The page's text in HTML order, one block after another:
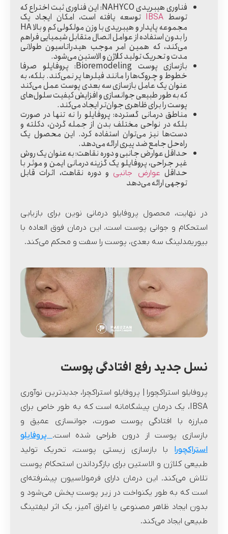
فناوری هیبریدی NAHYCO: این فناوری ثبت اختراع که
توسط IBSA توسعه یافته است، امکان ایجاد یک
مجموعه پایدار و هیبریدی با وزن مولکولی کم و بالا HA
را بدون استفاده از عوامل اتصال متقابل شیمیایی فراهم
می‌کند، که همین امر موجب هیدراتاسیون طولانی
مدت و تحریک تولید کلاژن و الاستین می‌شود.
بازسازی پوست Bioremodeling: پروفایلو صرفا
خطوط و چروک‌ها را مانند فیلرها پر نمی‌کند. بلکه، به
عنوان یک عامل بازسازی سه بعدی پوست عمل می‌کند
که به طور طبیعی جوانسازی و افزایش کیفیت سلول‌های
پوست را برای ظاهری جوان‌تر ایجاد می‌کند.
مناطق درمانی گسترده: پروفایلو را نه تنها در صورت
بلکه در نواحی مختلف بدن از جمله گردن، دکلته و
دست‌ها نیز می‌توان استفاده کرد. این محصول یک
راه‌حل جامع ضد پیری ارائه می‌دهد.
حداقل عوارض جانبی و دوره نقاهت:به عنوان یک روش
غیر جراحی، پروفایلو یک گزینه درمانی ایمن و موثر با
حداقل عوارض جانبی و دوره نقاهت، اثرات قابل
توجهی ارائه می‌دهد
در نهایت، محصول پروفایلو درمانی نوین برای بازیابی
استحکام و جوانی پوست است. این درمان فوق العاده با
بیوریمدلینگ سه بعدی، پوست را سفت و محکم می‌کند.
نسل جدید رفع افتادگی پوست
پروفایلو استراکچورا | پروفایلو استراکچرا، جدیدترین نوآوری
IBSA، یک درمان پیشگامانه است که به طور خاص برای
مبارزه با افتادگی پوست صورت، جوانسازی عمیق و
بازسازی پوست از درون طراحی شده است. پروفایلو
استراکچورا با بازسازی زیستی پوست، تحریک تولید
طبیعی کلاژن و الاستین برای بازگرداندن استحکام پوست
تلاش می‌کند. این درمان دارای فرمولاسیون پیشرفته‌ای
است که به طور یکنواخت در زیر پوست پخش می‌شود و
بدون ایجاد ظاهر مصنوعی یا اغراق آمیز، یک اثر لیفتینگ
طبیعی ایجاد می‌کند.